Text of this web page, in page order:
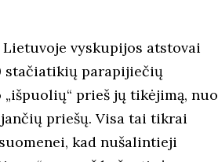
vyskupijos atstovai
stačiatikių parapijiečių
prieš jų tikėjimą, nuo
priešų. Visa tai tikrai
kad nušalintieji